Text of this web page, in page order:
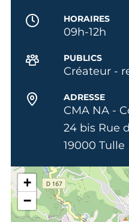
HORAIRES
09h-12h
PUBLICS
Créateur -
ADRESSE
CMA NA -
24 bis Rue
19000 Tulle
+
−